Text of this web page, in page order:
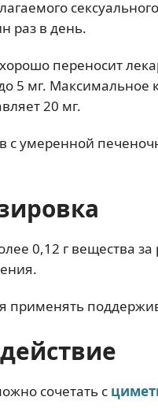
раз в день.
переносит
5 мг. Максимальное
20 мг.
с умеренной
0,12 г вещества
применять
сочетать с